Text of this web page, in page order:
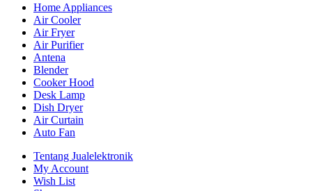
Home Appliances
Air Cooler
Air Fryer
Air Purifier
Antena
Blender
Cooker Hood
Desk Lamp
Dish Dryer
Air Curtain
Auto Fan
Tentang Jualelektronik
My Account
Wish List